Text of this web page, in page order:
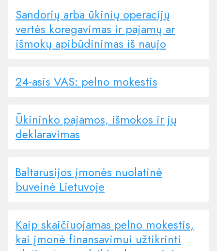
Sandorių arba ūkinių operacijų
vertės koregavimas ir pajamų ar
išmokų apibūdinimas iš naujo
24-asis VAS: pelno mokestis
Ūkininko pajamos, išmokos ir jų
deklaravimas
Baltarusijos įmonės nuolatinė
buveinė Lietuvoje
Kaip skaičiuojamas pelno mokestis,
kai įmonė finansavimui užtikrinti